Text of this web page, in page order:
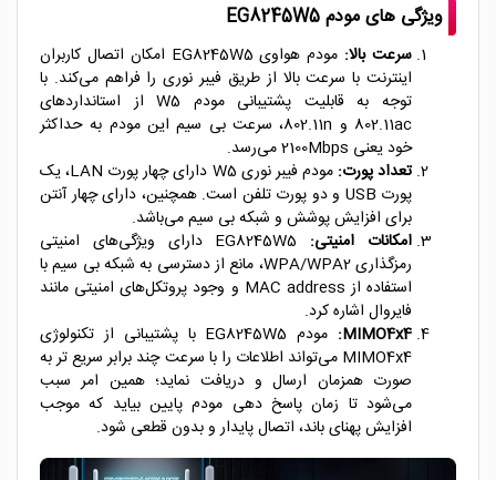
ویژگی های مودم EG8245W5
سرعت بالا:
مودم هواوی EG8245W5 امکان اتصال کاربران
اینترنت با سرعت بالا از طریق فیبر نوری را فراهم می‌کند. با
توجه به قابلیت پشتیبانی مودم W5 از استانداردهای
802.11ac و 802.11n، سرعت بی سیم این مودم به حداکثر
خود یعنی 2100Mbps می‌رسد.
تعداد پورت:
مودم فیبر نوری W5 دارای چهار پورت LAN، یک
پورت USB و دو پورت تلفن است. همچنین، دارای چهار آنتن
برای افزایش پوشش و شبکه بی سیم می‌باشد.
امکانات امنیتی:
EG8245W5 دارای ویژگی‌های امنیتی
رمزگذاری WPA/WPA2، مانع از دسترسی به شبکه بی سیم با
استفاده از MAC address و وجود پروتکل‌های امنیتی مانند
فایروال اشاره کرد.
MIMO4x4:
مودم EG8245W5 با پشتیبانی از تکنولوژی
MIMO4x4 می‌تواند اطلاعات را با سرعت چند برابر سریع تر به
صورت همزمان ارسال و دریافت نماید؛ همین امر سبب
می‌شود تا زمان پاسخ دهی مودم پایین بیاید که موجب
افزایش پهنای باند، اتصال پایدار و بدون قطعی شود.